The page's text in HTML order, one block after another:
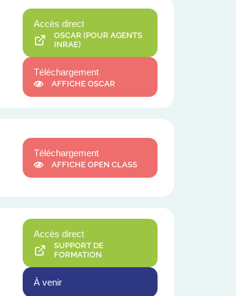
Accès direct
OSCAR (POUR AGENTS
INRAE)
Téléchargement
AFFICHE OSCAR
Téléchargement
AFFICHE OPEN CLASS
Accès direct
SUPPORT DE
FORMATION
À venir